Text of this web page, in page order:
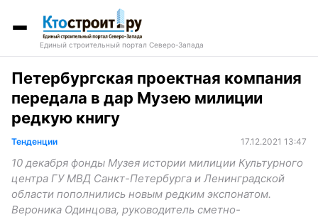
Единый строительный портал Северо-Запада
Петербургская проектная компания
передала в дар Музею милиции
редкую книгу
Тенденции 17.12.2021 13:47
10 декабря фонды Музея истории милиции Культурного
центра ГУ МВД Санкт-Петербурга и Ленинградской
области пополнились новым редким экспонатом.
Вероника Одинцова, руководитель сметно-